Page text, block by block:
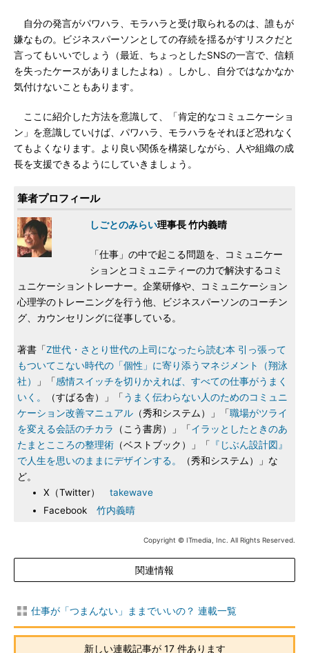
自分の発言がパワハラ、モラハラと受け取られるのは、誰もが
嫌なもの。ビジネスパーソンとしての存続を揺るがすリスクだと
言ってもいいでしょう（最近、ちょっとしたSNSの一言で、信頼
を失ったケースがありましたよね）。しかし、自分ではなかなか
気付けないこともあります。
ここに紹介した方法を意識して、「肯定的なコミュニケーショ
ン」を意識していけば、パワハラ、モラハラをそれほど恐れなく
てもよくなります。より良い関係を構築しながら、人や組織の成
長を支援できるようにしていきましょう。
筆者プロフィール
しごとのみらい理事長 竹内義晴
「仕事」の中で起こる問題を、コミュニケー
ションとコミュニティーの力で解決するコミ
ュニケーショントレーナー。企業研修や、コミュニケーション
心理学のトレーニングを行う他、ビジネスパーソンのコーチン
グ、カウンセリングに従事している。
著書「Z世代・さとり世代の上司になったら読む本 引っ張って
もついてこない時代の「個性」に寄り添うマネジメント（翔泳
社）
」「感情スイッチを切りかえれば、すべての仕事がうまく
いく。
（すばる舎）」「 うまく伝わらない人のためのコミュニ
ケーション改善マニュアル （秀和システム）」「職場がツライ
を変える会話のチカラ
（こう書房）」「イラッとしたときのあ
たまとこころの整理術 （ベストブック）」「
『じぶん設計図』
で人生を思いのままにデザインする。
（秀和システム）」な
ど。
X（Twitter） takewave
Facebook 竹内義晴
Copyright © ITmedia, Inc. All Rights Reserved.
関連情報
仕事が「つまんない」ままでいいの？ 連載一覧
新しい連載記事が 17 件あります